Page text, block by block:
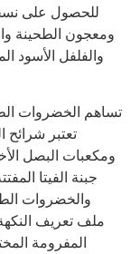
للحصول على
ومعجون الطحينة
والفلفل الأسود
تساهم الخضروات
تعتبر شرائح
ومكعبات البصل
جبنة الفيتا
والخضروات
ملف تعريف
المفرومة